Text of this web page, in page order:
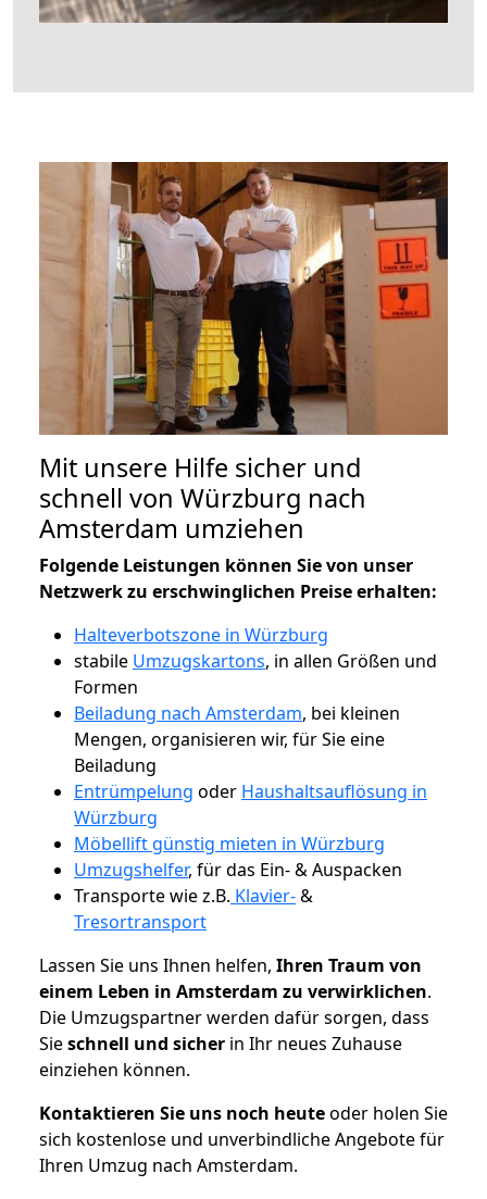
Mit unsere Hilfe sicher und
schnell von Würzburg nach
Amsterdam umziehen
Folgende Leistungen können Sie von unser
Netzwerk zu erschwinglichen Preise erhalten:
Halteverbotszone in Würzburg
stabile Umzugskartons, in allen Größen und
Formen
Beiladung nach Amsterdam, bei kleinen
Mengen, organisieren wir, für Sie eine
Beiladung
Entrümpelung oder Haushaltsauflösung in
Würzburg
Möbellift günstig mieten in Würzburg
Umzugshelfer, für das Ein- & Auspacken
Transporte wie z.B. Klavier-&
Tresortransport
Lassen Sie uns Ihnen helfen, Ihren Traum von
einem Leben in Amsterdam zu verwirklichen.
Die Umzugspartner werden dafür sorgen, dass
Sieschnell und sicher in Ihr neues Zuhause
einziehen können.
Kontaktieren Sie uns noch heuteoder holen Sie
sich kostenlose und unverbindliche Angebote für
Ihren Umzug nach Amsterdam.